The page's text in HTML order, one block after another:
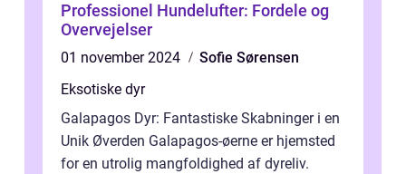
Professionel Hundelufter: Fordele og
Overvejelser
01 november 2024
Sofie Sørensen
Eksotiske dyr
Galapagos Dyr: Fantastiske Skabninger i en
Unik Øverden Galapagos-øerne er hjemsted
for en utrolig mangfoldighed af dyreliv.